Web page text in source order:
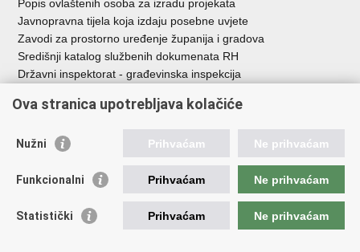
Popis ovlaštenih osoba za izradu projekata
Javnopravna tijela koja izdaju posebne uvjete
Zavodi za prostorno uređenje županija i gradova
Središnji katalog službenih dokumenata RH
Državni inspektorat - građevinska inspekcija
Vlada Republike Hrvatske
Agencija za pravni promet i posredovanje nekretninama
Fond za zaštitu okoliša i energetsku učinkovitost
Ova stranica upotrebljava kolačiće
Nužni Prihvaćam Ne prihvaćam
Funkcionalni Prihvaćam Ne prihvaćam
Statistički Prihvaćam Ne prihvaćam